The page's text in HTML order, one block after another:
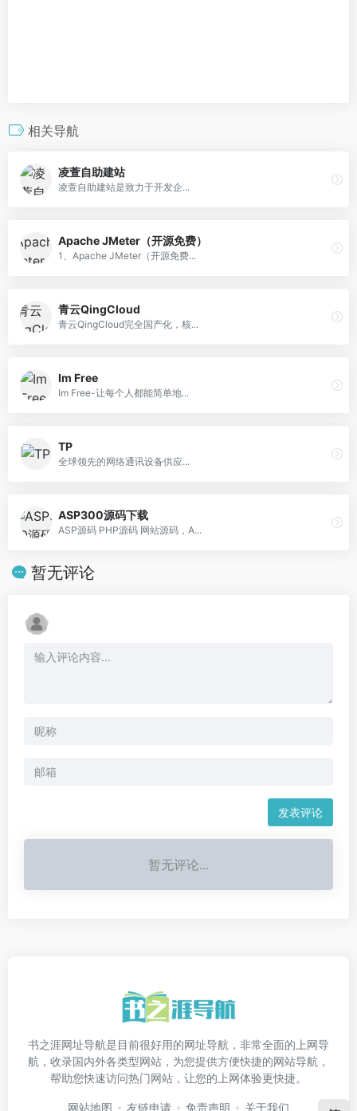
相关导航
凌萱自助建站
凌萱自助建站是致力于开发企...
Apache JMeter（开源免费）
1、Apache JMeter（开源免费...
青云QingCloud
青云QingCloud完全国产化，核...
Im Free
Im Free-让每个人都能简单地...
TP
全球领先的网络通讯设备供应...
ASP300源码下载
ASP源码 PHP源码 网站源码，A...
暂无评论
发表评论
暂无评论...
书之涯网址导航是目前很好用的网址导航，非常全面的上网导
航，收录国内外各类型网站，为您提供方便快捷的网站导航，
帮助您快速访问热门网站，让您的上网体验更快捷。
网站地图 友链申请 免责声明 关于我们